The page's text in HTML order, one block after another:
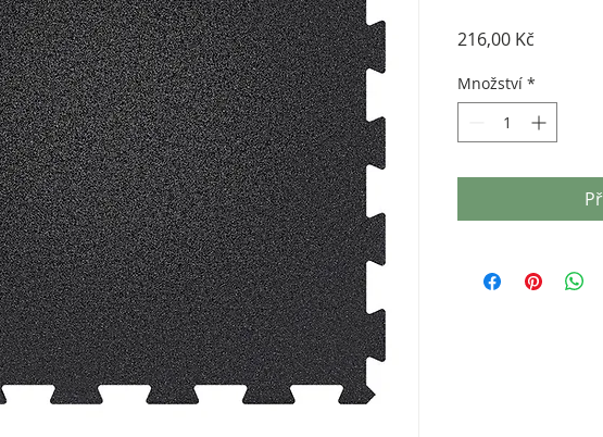
216,00 Kč
Množství *